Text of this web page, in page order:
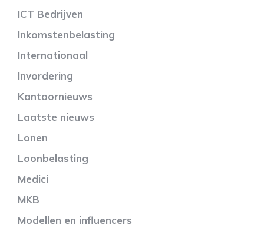
ICT Bedrijven
Inkomstenbelasting
Internationaal
Invordering
Kantoornieuws
Laatste nieuws
Lonen
Loonbelasting
Medici
MKB
Modellen en influencers